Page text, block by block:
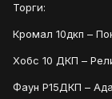
Торги:
Кромал 10дкп –
Хобс 10 ДКП –
Фаун Р15ДКП –